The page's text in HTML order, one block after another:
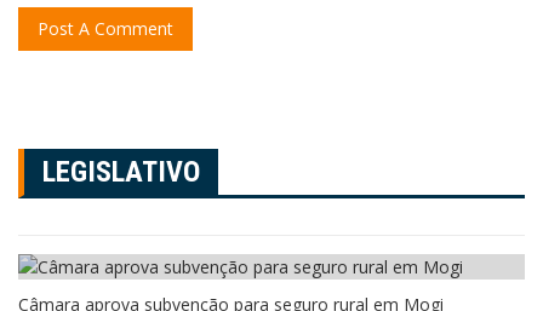
LEGISLATIVO
Câmara aprova subvenção para seguro rural em Mogi